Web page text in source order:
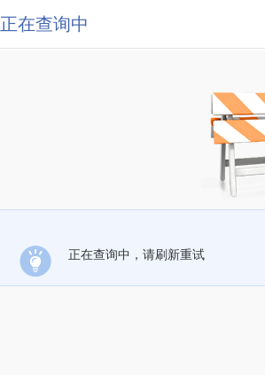
正在查询中
正在查询中，请刷新重试